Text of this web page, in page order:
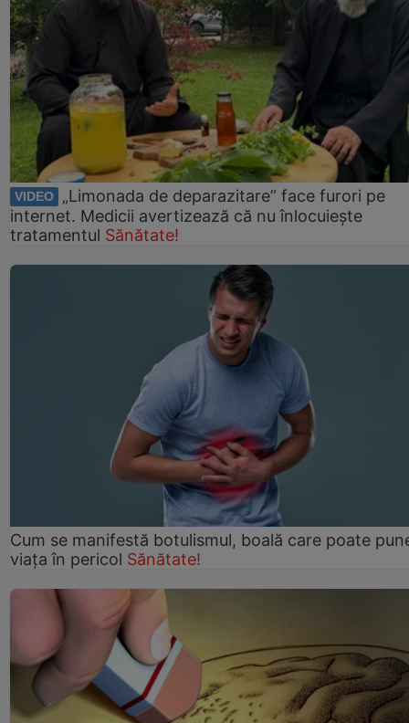
VIDEO
„Limonada de deparazitare” face furori pe
internet. Medicii avertizează că nu înlocuiește
tratamentul Sănătate!
Cum se manifestă botulismul, boală care poate
viaţa în pericol Sănătate!